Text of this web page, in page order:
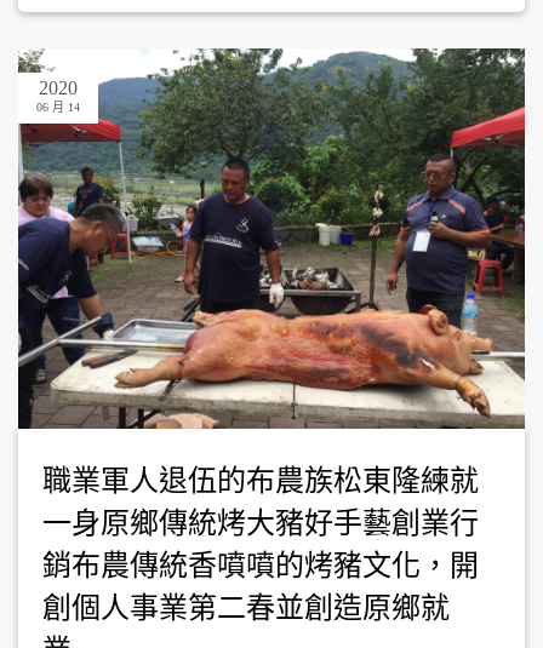
2020
06 月 14
職業軍人退伍的布農族松東隆練就
一身原鄉傳統烤大豬好手藝創業行
銷布農傳統香噴噴的烤豬文化，開
創個人事業第二春並創造原鄉就